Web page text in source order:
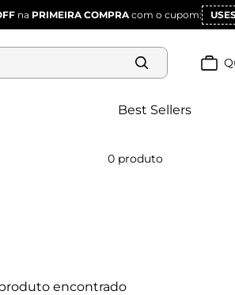
na PRIMEIRA COMPRA com o cupom:
Best Sellers
0 produto
encontrado